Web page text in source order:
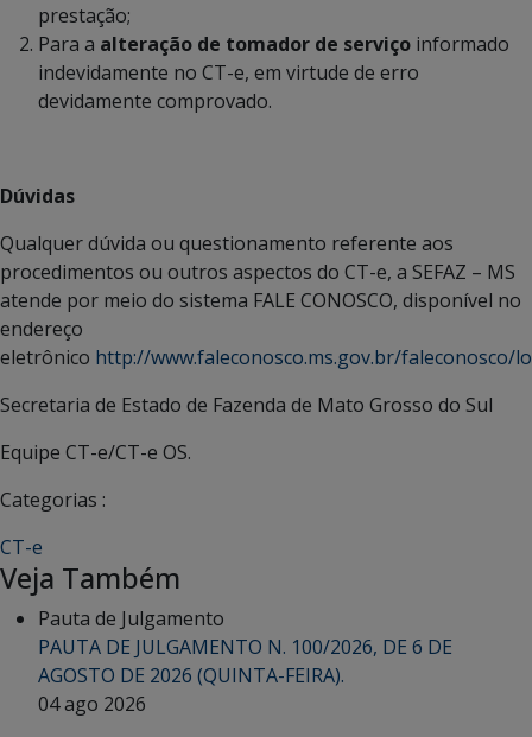
prestação;
Para a alteração de tomador de serviço informado
indevidamente no CT-e, em virtude de erro
devidamente comprovado.
Dúvidas
Qualquer dúvida ou questionamento referente aos
procedimentos ou outros aspectos do CT-e, a SEFAZ – MS
atende por meio do sistema FALE CONOSCO, disponível no
endereço
eletrônico http://www.faleconosco.ms.gov.br/faleconosco/
Secretaria de Estado de Fazenda de Mato Grosso do Sul
Equipe CT-e/CT-e OS.
Categorias :
CT-e
Veja Também
Pauta de Julgamento
PAUTA DE JULGAMENTO N. 100/2026, DE 6 DE
AGOSTO DE 2026 (QUINTA-FEIRA).
04 ago 2026